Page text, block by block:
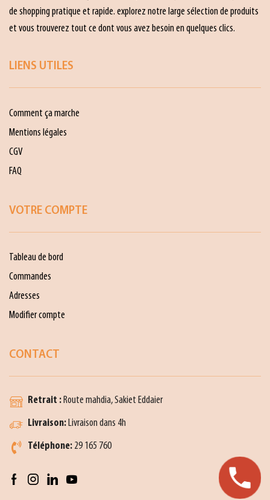
de shopping pratique et rapide. explorez notre large sélection de produits
et vous trouverez tout ce dont vous avez besoin en quelques clics.
LIENS UTILES
Comment ça marche
Mentions légales
CGV
FAQ
VOTRE COMPTE
Tableau de bord
Commandes
Adresses
Modifier compte
CONTACT
Retrait :Route mahdia, Sakiet Eddaier
Livraison:Livraison dans 4h
Téléphone: 29 165 760